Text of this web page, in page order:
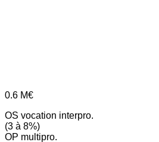
0.6 M€
OS vocation interpro.
(3 à 8%)
OP multipro.